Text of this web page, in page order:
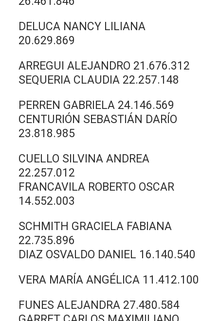
DELUCA NANCY LILIANA
20.629.869
ARREGUI ALEJANDRO 21.676.312
SEQUERIA CLAUDIA 22.257.148
PERREN GABRIELA 24.146.569
CENTURIÓN SEBASTIÁN DARÍO
23.818.985
CUELLO SILVINA ANDREA
22.257.012
FRANCAVILA ROBERTO OSCAR
14.552.003
SCHMITH GRACIELA FABIANA
22.735.896
DIAZ OSVALDO DANIEL 16.140.540
VERA MARÍA ANGÉLICA 11.412.100
FUNES ALEJANDRA 27.480.584